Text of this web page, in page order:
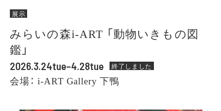
展示
みらいの森i-ART 「動物いきもの図
鑑」
2026.3.24tue–4.28tue 終了しました
会場： i-ART Gallery 下鴨